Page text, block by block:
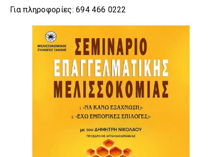
Για πληροφορίες: 694 466 0222